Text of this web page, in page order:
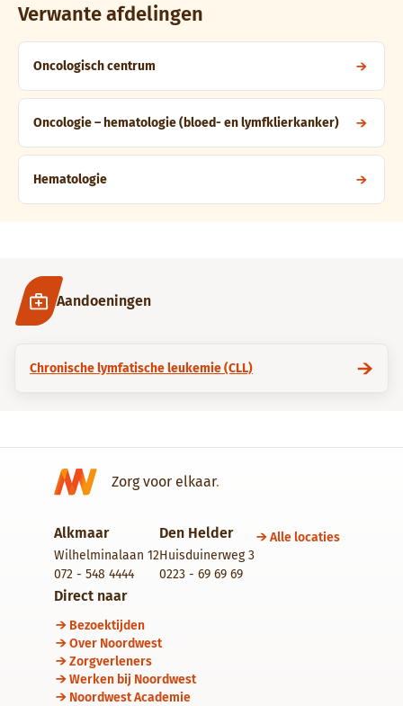
Verwante afdelingen
Oncologisch centrum
Oncologie – hematologie (bloed- en lymfklierkanker)
Hematologie
Aandoeningen
Chronische lymfatische leukemie (CLL)
Zorg voor elkaar.
Alkmaar
Wilhelminalaan 12
072 - 548 4444
Den Helder
Huisduinerweg 3
0223 - 69 69 69
Alle locaties
Direct naar
Bezoektijden
Over Noordwest
Zorgverleners
Werken bij Noordwest
Noordwest Academie